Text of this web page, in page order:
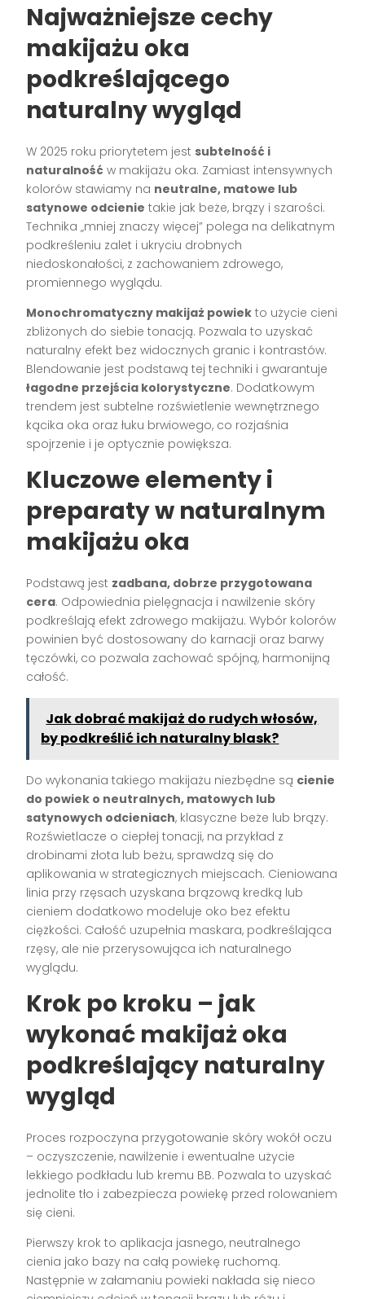
Najważniejsze cechy
makijażu oka
podkreślającego
naturalny wygląd
W 2025 roku priorytetem jest subtelność i
naturalność w makijażu oka. Zamiast intensywnych
kolorów stawiamy na neutralne, matowe lub
satynowe odcienie takie jak beże, brązy i szarości.
Technika „mniej znaczy więcej” polega na delikatnym
podkreśleniu zalet i ukryciu drobnych
niedoskonałości, z zachowaniem zdrowego,
promiennego wyglądu.
Monochromatyczny makijaż powiek to użycie cieni
zbliżonych do siebie tonacją. Pozwala to uzyskać
naturalny efekt bez widocznych granic i kontrastów.
Blendowanie jest podstawą tej techniki i gwarantuje
łagodne przejścia kolorystyczne. Dodatkowym
trendem jest subtelne rozświetlenie wewnętrznego
kącika oka oraz łuku brwiowego, co rozjaśnia
spojrzenie i je optycznie powiększa.
Kluczowe elementy i
preparaty w naturalnym
makijażu oka
Podstawą jest zadbana, dobrze przygotowana
cera. Odpowiednia pielęgnacja i nawilżenie skóry
podkreślają efekt zdrowego makijażu. Wybór kolorów
powinien być dostosowany do karnacji oraz barwy
tęczówki, co pozwala zachować spójną, harmonijną
całość.
Jak dobrać makijaż do rudych włosów,
by podkreślić ich naturalny blask?
Do wykonania takiego makijażu niezbędne są cienie
do powiek o neutralnych, matowych lub
satynowych odcieniach, klasyczne beże lub brązy.
Rozświetlacze o ciepłej tonacji, na przykład z
drobinami złota lub beżu, sprawdzą się do
aplikowania w strategicznych miejscach. Cieniowana
linia przy rzęsach uzyskana brązową kredką lub
cieniem dodatkowo modeluje oko bez efektu
ciężkości. Całość uzupełnia maskara, podkreślająca
rzęsy, ale nie przerysowująca ich naturalnego
wyglądu.
Krok po kroku – jak
wykonać makijaż oka
podkreślający naturalny
wygląd
Proces rozpoczyna przygotowanie skóry wokół oczu
– oczyszczenie, nawilżenie i ewentualne użycie
lekkiego podkładu lub kremu BB. Pozwala to uzyskać
jednolite tło i zabezpiecza powiekę przed rolowaniem
się cieni.
Pierwszy krok to aplikacja jasnego, neutralnego
cienia jako bazy na całą powiekę ruchomą.
Następnie w załamaniu powieki nakłada się nieco